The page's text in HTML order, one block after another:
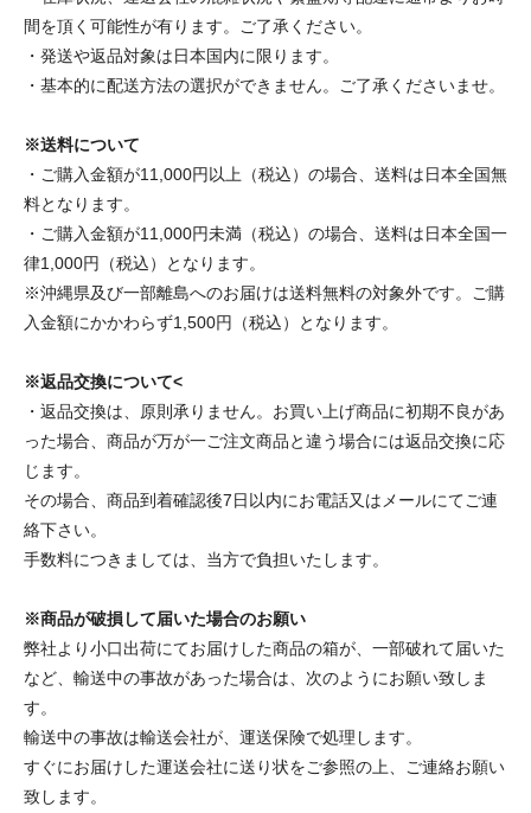
間を頂く可能性が有ります。ご了承ください。
・発送や返品対象は日本国内に限ります。
・基本的に配送方法の選択ができません。ご了承くださいませ。
※送料について
・ご購入金額が11,000円以上（税込）の場合、送料は日本全国無
料となります。
・ご購入金額が11,000円未満（税込）の場合、送料は日本全国一
律1,000円（税込）となります。
※沖縄県及び一部離島へのお届けは送料無料の対象外です。ご購
入金額にかかわらず1,500円（税込）となります。
※返品交換について<
・返品交換は、原則承りません。お買い上げ商品に初期不良があ
った場合、商品が万が一ご注文商品と違う場合には返品交換に応
じます。
その場合、商品到着確認後7日以内にお電話又はメールにてご連
絡下さい。
手数料につきましては、当方で負担いたします。
※商品が破損して届いた場合のお願い
弊社より小口出荷にてお届けした商品の箱が、一部破れて届いた
など、輸送中の事故があった場合は、次のようにお願い致しま
す。
輸送中の事故は輸送会社が、運送保険で処理します。
すぐにお届けした運送会社に送り状をご参照の上、ご連絡お願い
致します。